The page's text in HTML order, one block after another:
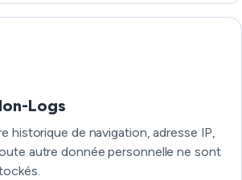
Logs
historique de navigation, adresse IP,
autre donnée personnelle ne sont